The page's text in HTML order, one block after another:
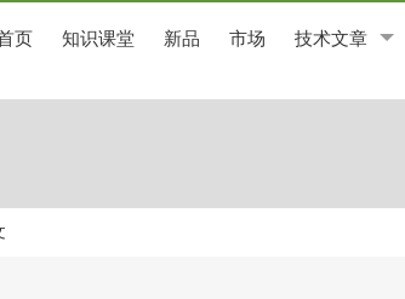
页 知识课堂 新品 市场 技术文章